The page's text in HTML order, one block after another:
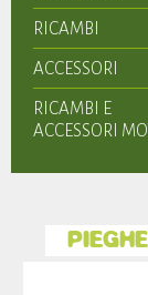
RICAMBI
ACCESSORI
RICAMBI E
ACCESSORI